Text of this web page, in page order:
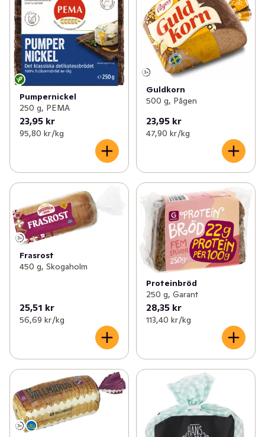
Pumpernickel
250 g, PEMA
23,95 kr
95,80 kr /kg
Guldkorn
500 g, Pågen
23,95 kr
47,90 kr /kg
Frasrost
450 g, Skogaholm
25,51 kr
56,69 kr /kg
Proteinbröd
250 g, Garant
28,35 kr
113,40 kr /kg